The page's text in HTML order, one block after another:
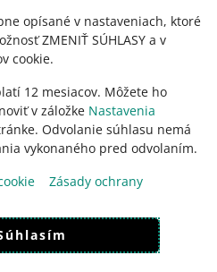
opísané v nastaveniach, ktoré
ZMENIŤ SÚHLASY a v
cookie.
12 mesiacov. Môžete ho
v záložke Nastavenia
Odvolanie súhlasu nemá
vykonaného pred odvolaním.
Zásady ochrany
v iných jazykoch